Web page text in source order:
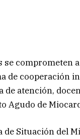
se comprometen
de cooperación
atención,
Agudo de
de Situación del